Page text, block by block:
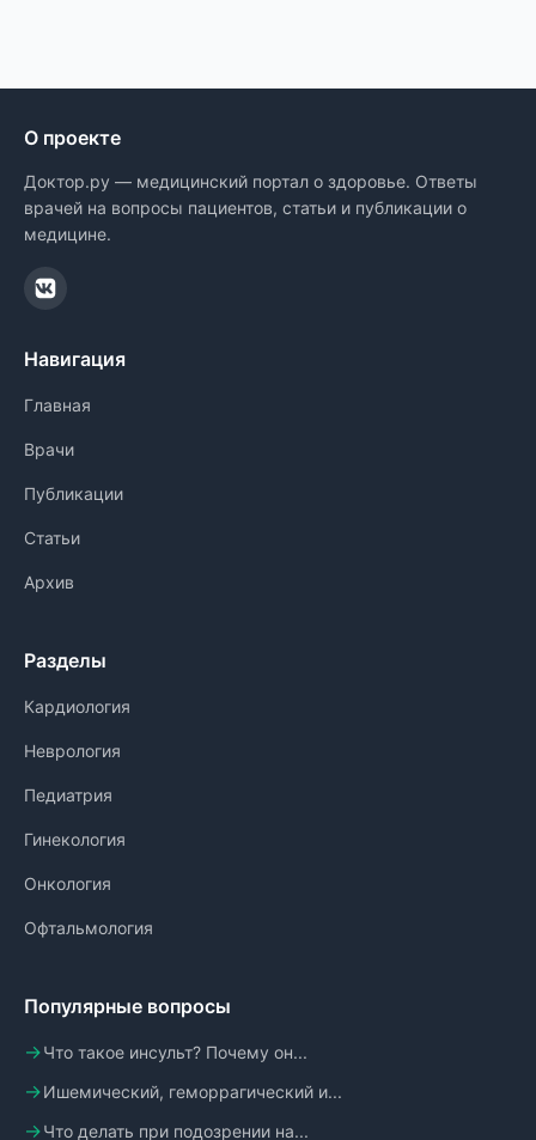
О проекте
Доктор.ру — медицинский портал о здоровье. Ответы
врачей на вопросы пациентов, статьи и публикации о
медицине.
Навигация
Главная
Врачи
Публикации
Статьи
Архив
Разделы
Кардиология
Неврология
Педиатрия
Гинекология
Онкология
Офтальмология
Популярные вопросы
Что такое инсульт? Почему он...
Ишемический, геморрагический и...
Что делать при подозрении на...